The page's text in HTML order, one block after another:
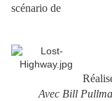
scénario de
Avec Bill